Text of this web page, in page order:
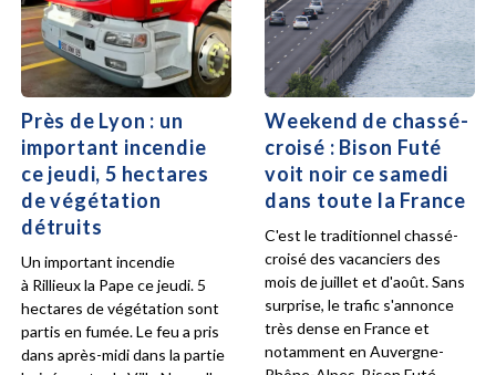
Près de Lyon : un
important incendie
ce jeudi, 5 hectares
de végétation
détruits
Un important incendie
à Rillieux la Pape ce jeudi. 5
hectares de végétation sont
partis en fumée. Le feu a pris
dans après-midi dans la partie
Weekend de chassé-
croisé : Bison Futé
voit noir ce samedi
dans toute la France
C'est le traditionnel chassé-
croisé des vacanciers des
mois de juillet et d'août. Sans
surprise, le trafic s'annonce
très dense en France et
notamment en Auvergne-